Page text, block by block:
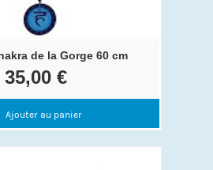
de la Gorge 60 cm
35,00 €
Ajouter au panier